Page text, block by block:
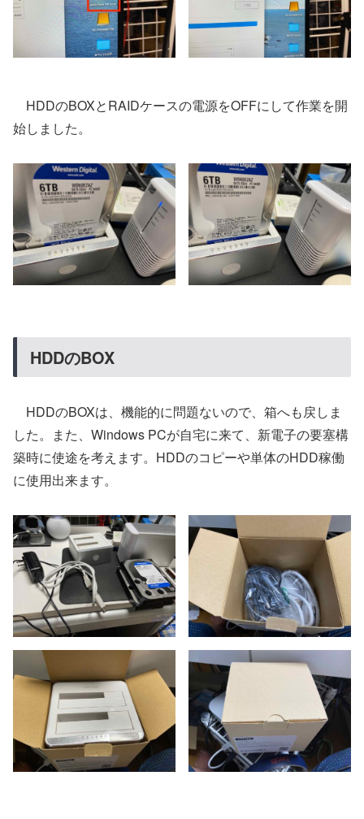
HDDのBOXとRAIDケースの電源をOFFにして作業を開
始しました。
HDDのBOX
HDDのBOXは、機能的に問題ないので、箱へも戻しま
した。また、Windows PCが自宅に来て、新電子の要塞構
築時に使途を考えます。HDDのコピーや単体のHDD稼働
に使用出来ます。